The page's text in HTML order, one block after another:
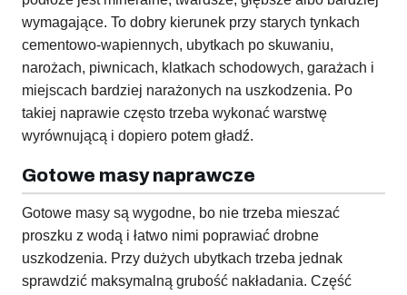
wymagające. To dobry kierunek przy starych tynkach
cementowo-wapiennych, ubytkach po skuwaniu,
narożach, piwnicach, klatkach schodowych, garażach i
miejscach bardziej narażonych na uszkodzenia. Po
takiej naprawie często trzeba wykonać warstwę
wyrównującą i dopiero potem gładź.
Gotowe masy naprawcze
Gotowe masy są wygodne, bo nie trzeba mieszać
proszku z wodą i łatwo nimi poprawiać drobne
uszkodzenia. Przy dużych ubytkach trzeba jednak
sprawdzić maksymalną grubość nakładania. Część